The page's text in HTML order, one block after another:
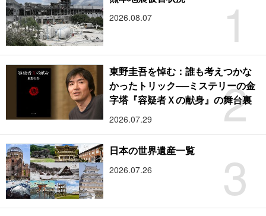
1
2026.08.07
2
東野圭吾を悼む：誰も考えつかな
かったトリック──ミステリーの金
字塔『容疑者Ｘの献身』の舞台裏
2026.07.29
3
日本の世界遺産一覧
2026.07.26